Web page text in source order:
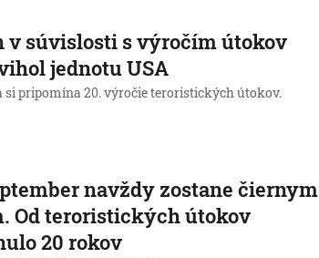
v súvislosti s výročím útokov
jednotu USA
si pripomína 20. výročie teroristických útokov.
navždy zostane čiernym
Od teroristických útokov
20 rokov